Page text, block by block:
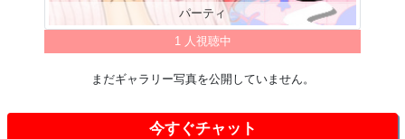
パーティ
1 人視聴中
まだギャラリー写真を公開していません。
今すぐチャット